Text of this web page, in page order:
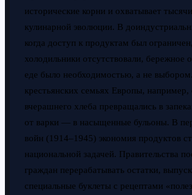
исторические корни и охватывает
кулинарной эволюции. В
когда доступ к продуктам был
холодильники отсутствовали, бережное
еде было необходимостью, а не
крестьянских семьях Европы, например,
вчерашнего хлеба превращались в
от варки — в насыщенные бульоны. В
войн (1914–1945) экономия продуктов
национальной задачей. Правительства
граждан перерабатывать остатки,
специальные буклеты с рецептами